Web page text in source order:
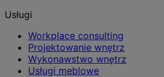
Usługi
Workplace consulting
Projektowanie wnętrz
Wykonawstwo wnętrz
Usługi meblowe